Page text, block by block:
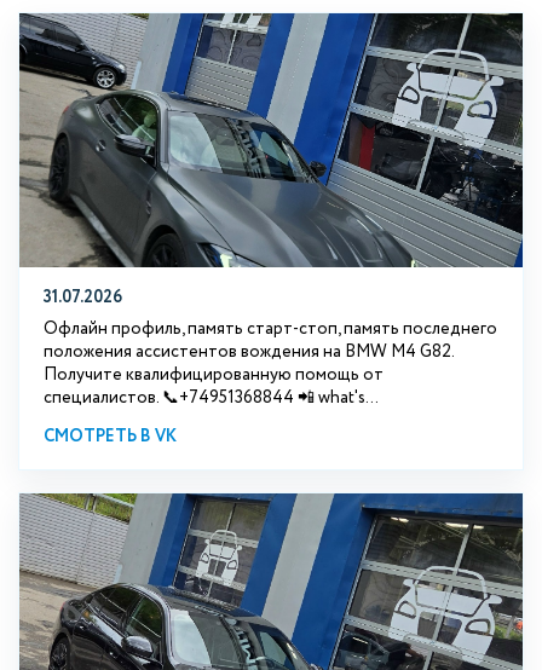
31.07.2026
Офлайн профиль, память старт-стоп, память последнего
положения ассистентов вождения на BMW М4 G82.
Получите квалифицированную помощь от
специалистов. 📞+74951368844 📲 what's...
СМОТРЕТЬ В VK